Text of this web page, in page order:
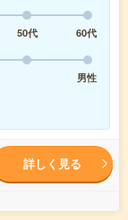
50代
60代
男性
詳しく見る